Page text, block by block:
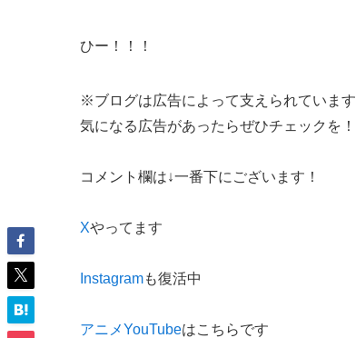
ひー！！！
※ブログは広告によって支えられています
気になる広告があったらぜひチェックを！
コメント欄は↓一番下にございます！
Xやってます
Instagramも復活中
アニメYouTubeはこちらです